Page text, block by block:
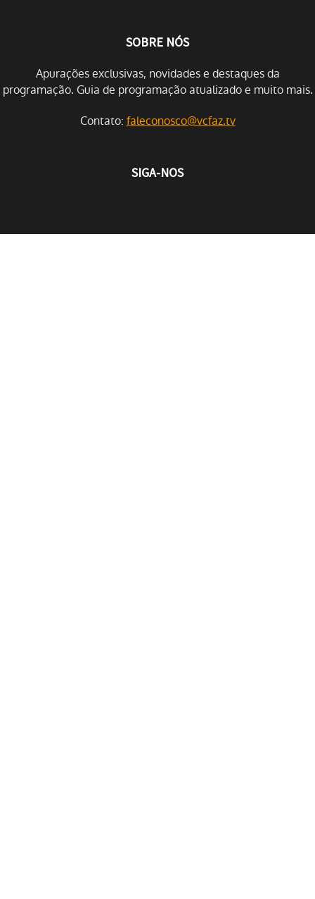
SOBRE NÓS
Apurações exclusivas, novidades e destaques da
programação. Guia de programação atualizado e muito mais.
Contato: faleconosco@vcfaz.tv
SIGA-NOS